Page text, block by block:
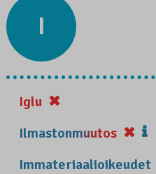
I
Iglu
Ilmastonmuutos
Immateriaalioikeudet